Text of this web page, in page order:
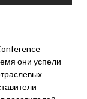
они успели